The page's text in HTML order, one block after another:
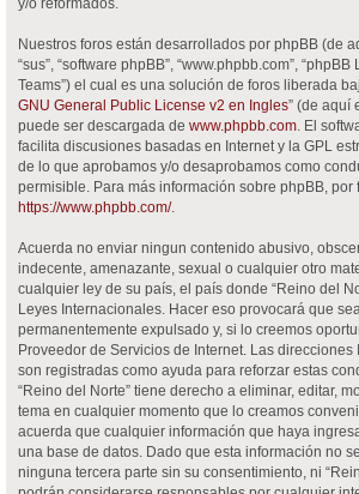
y/o reformados.
Nuestros foros están desarrollados por phpBB (de
“sus”, “software phpBB”, “www.phpbb.com”, “phpBB
Teams”) el cual es una solución de foros liberada
GNU General Public License v2 en Ingles” (de aquí
puede ser descargada de www.phpbb.com. El
facilita discusiones basadas en Internet y la GPL
de lo que aprobamos y/o desaprobamos como
permisible. Para más información sobre phpBB, por
https://www.phpbb.com/.
Acuerda no enviar ningun contenido abusivo,
indecente, amenazante, sexual o cualquier otro
cualquier ley de su país, el país donde “Reino del
Leyes Internacionales. Hacer eso provocará que
permanentemente expulsado y, si lo creemos
Proveedor de Servicios de Internet. Las direcciones
son registradas como ayuda para reforzar estas
“Reino del Norte” tiene derecho a eliminar, editar,
tema en cualquier momento que lo creamos
acuerda que cualquier información que haya
una base de datos. Dado que esta información no
ninguna tercera parte sin su consentimiento, ni